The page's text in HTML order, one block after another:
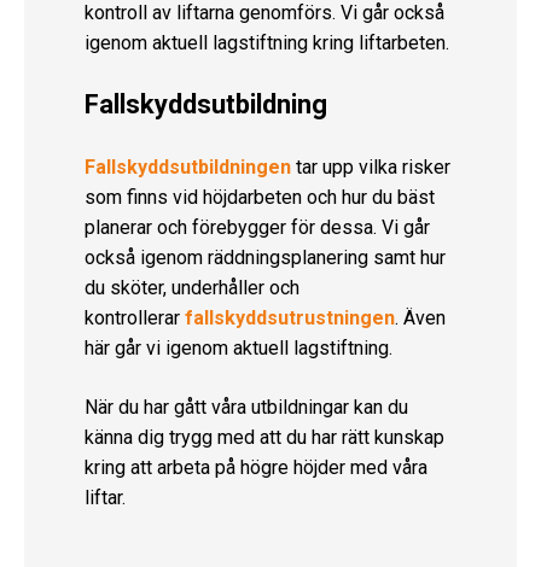
kontroll av liftarna genomförs. Vi går också
igenom aktuell lagstiftning kring liftarbeten.
Fallskyddsutbildning
Fallskyddsutbildningen tar upp vilka risker
som finns vid höjdarbeten och hur du bäst
planerar och förebygger för dessa. Vi går
också igenom räddningsplanering samt hur
du sköter, underhåller och
kontrollerar fallskyddsutrustningen. Även
här går vi igenom aktuell lagstiftning.
När du har gått våra utbildningar kan du
känna dig trygg med att du har rätt kunskap
kring att arbeta på högre höjder med våra
liftar.